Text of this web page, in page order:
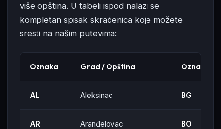
više opština. U tabeli ispod nalazi se
kompletan spisak skraćenica koje možete
sresti na našim putevima:
Oznaka Grad / Opština Oznaka
AL Aleksinac BG
AR Aranđelovac BO